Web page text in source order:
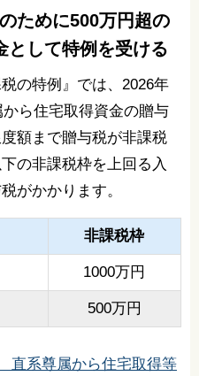
ために500万円超の
として特例を受ける
の特例』では、2026年
ら住宅取得資金の贈与
額まで贈与税が非課税
の非課税枠を上回る入
がかかります。
非課税枠
1000万円
500万円
直系尊属から住宅取得等